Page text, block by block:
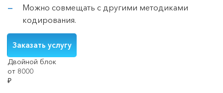
Можно совмещать с другими методиками
кодирования.
Заказать услугу
Двойной блок
от 8000
₽